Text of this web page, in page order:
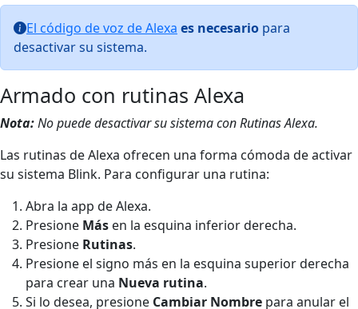
El código de voz de Alexa es necesario para
desactivar su sistema.
Armado con rutinas Alexa
Nota:No puede desactivar su sistema con Rutinas Alexa.
Las rutinas de Alexa ofrecen una forma cómoda de activar
su sistema Blink. Para configurar una rutina:
Abra la app de Alexa.
Presione Más en la esquina inferior derecha.
Presione Rutinas.
Presione el signo más en la esquina superior derecha
para crear una Nueva rutina.
Si lo desea, presione Cambiar Nombre para anular el